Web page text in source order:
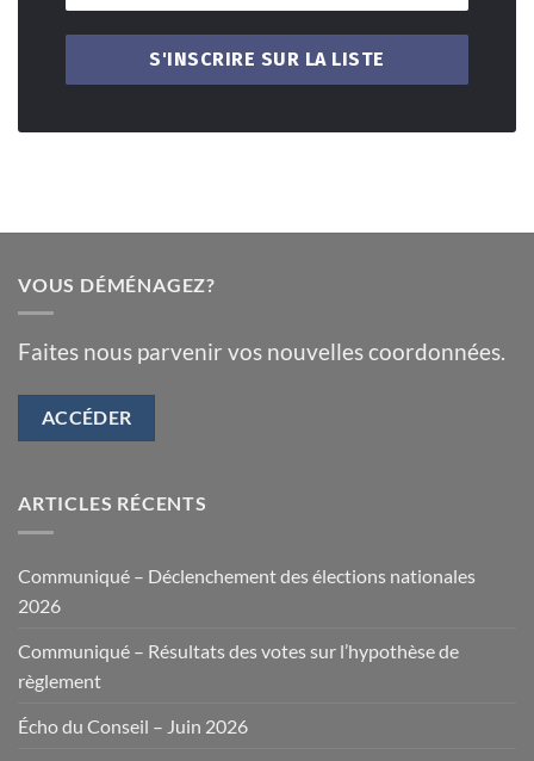
VOUS DÉMÉNAGEZ?
Faites nous parvenir vos nouvelles coordonnées.
ACCÉDER
ARTICLES RÉCENTS
Communiqué – Déclenchement des élections nationales
2026
Communiqué – Résultats des votes sur l’hypothèse de
règlement
Écho du Conseil – Juin 2026